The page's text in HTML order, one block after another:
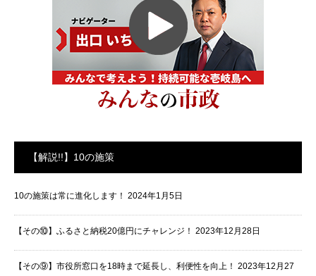
【解説!!】10の施策
10の施策は常に進化します！ 2024年1月5日
【その⑩】ふるさと納税20億円にチャレンジ！ 2023年12月28日
【その⑨】市役所窓口を18時まで延長し、利便性を向上！ 2023年12月27